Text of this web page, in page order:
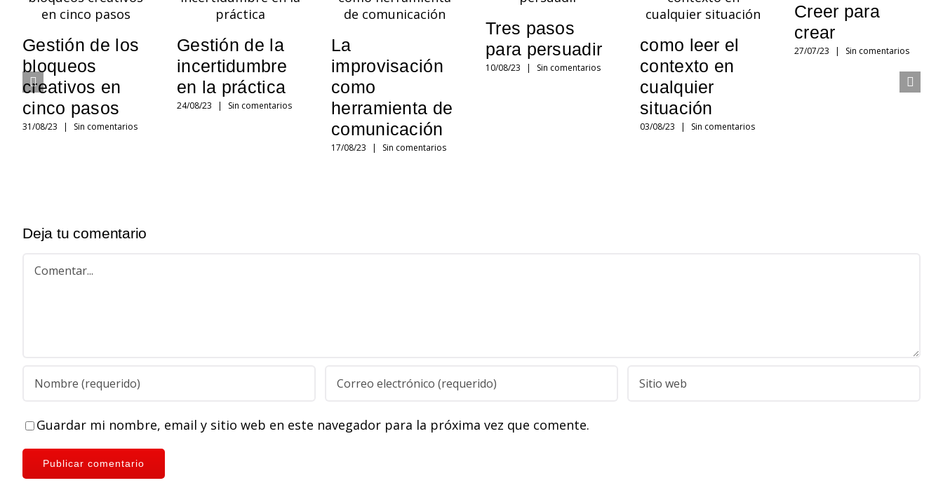
Gestión de los
bloqueos
creativos en
cinco pasos
31/08/23 | Sin comentarios
Gestión de la
incertidumbre
en la práctica
24/08/23 | Sin comentarios
La
improvisación
como
herramienta de
comunicación
17/08/23 | Sin comentarios
Tres pasos
para persuadir
10/08/23 | Sin comentarios
como leer el
contexto en
cualquier
situación
03/08/23 | Sin comentarios
Creer para
crear
27/07/23 | Sin comentarios
Deja tu comentario
Guardar mi nombre, email y sitio web en este navegador para la próxima vez que comente.